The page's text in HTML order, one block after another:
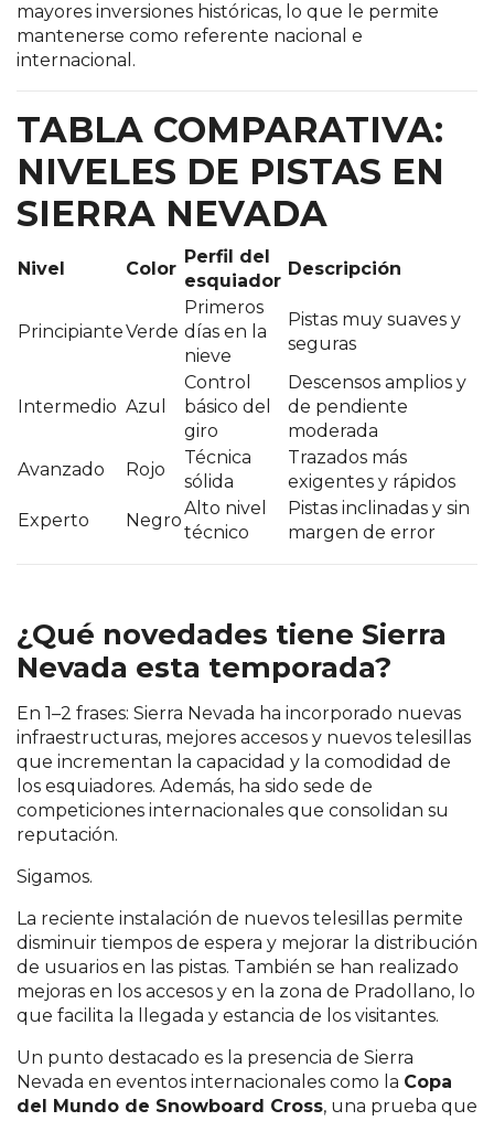
mayores inversiones históricas, lo que le permite
mantenerse como referente nacional e
internacional.
TABLA COMPARATIVA:
NIVELES DE PISTAS EN
SIERRA NEVADA
Nivel Color
Perfil del
esquiador
Descripción
PrincipianteVerde
Primeros
días en la
nieve
Pistas muy suaves y
seguras
Intermedio Azul
Control
básico del
giro
Descensos amplios y
de pendiente
moderada
Avanzado
Rojo
Técnica
sólida
Trazados más
exigentes y rápidos
Experto
Negro
Alto nivel
técnico
Pistas inclinadas y sin
margen de error
¿Qué novedades tiene Sierra
Nevada esta temporada?
En 1–2 frases: Sierra Nevada ha incorporado nuevas
infraestructuras, mejores accesos y nuevos telesillas
que incrementan la capacidad y la comodidad de
los esquiadores. Además, ha sido sede de
competiciones internacionales que consolidan su
reputación.
Sigamos.
La reciente instalación de nuevos telesillas permite
disminuir tiempos de espera y mejorar la distribución
de usuarios en las pistas. También se han realizado
mejoras en los accesos y en la zona de Pradollano, lo
que facilita la llegada y estancia de los visitantes.
Un punto destacado es la presencia de Sierra
Nevada en eventos internacionales como la Copa
del Mundo de Snowboard Cross, una prueba que